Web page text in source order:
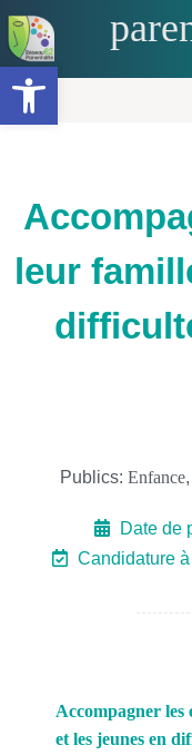
Ouvrir la barre d’outils
leur
Publics: Enfance,
Date de
Candidature
Accompagner
et les jeunes en